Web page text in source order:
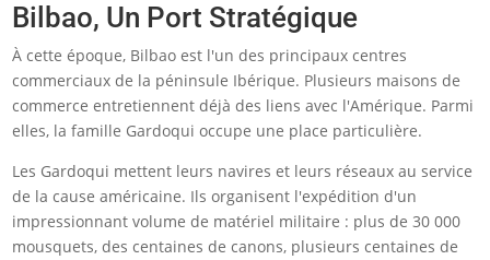
Bilbao, Un Port Stratégique
À cette époque, Bilbao est l'un des principaux centres
commerciaux de la péninsule Ibérique. Plusieurs maisons de
commerce entretiennent déjà des liens avec l'Amérique. Parmi
elles, la famille Gardoqui occupe une place particulière.
Les Gardoqui mettent leurs navires et leurs réseaux au service
de la cause américaine. Ils organisent l'expédition d'un
impressionnant volume de matériel militaire : plus de 30 000
mousquets, des centaines de canons, plusieurs centaines de